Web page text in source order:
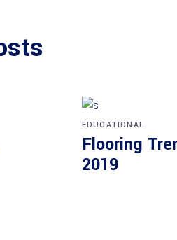
EDUCATIONAL
Flooring
2019